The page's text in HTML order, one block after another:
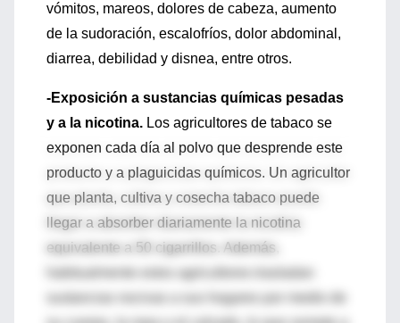
vómitos, mareos, dolores de cabeza, aumento
de la sudoración, escalofríos, dolor abdominal,
diarrea, debilidad y disnea, entre otros.
-Exposición a sustancias químicas pesadas
y a la nicotina. Los agricultores de tabaco se
exponen cada día al polvo que desprende este
producto y a plaguicidas químicos. Un agricultor
que planta, cultiva y cosecha tabaco puede
llegar a absorber diariamente la nicotina
equivalente a 50 cigarrillos. Además,
habitualmente estos agricultores trasladan
sustancias nocivas a sus hogares por medio de